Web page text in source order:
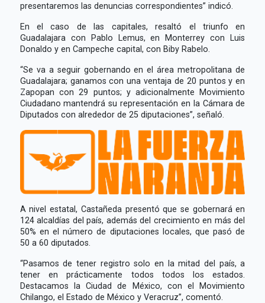
presentaremos las denuncias correspondientes” indicó.
En el caso de las capitales, resaltó el triunfo en
Guadalajara con Pablo Lemus, en Monterrey con Luis
Donaldo y en Campeche capital, con Biby Rabelo.
“Se va a seguir gobernando en el área metropolitana de
Guadalajara; ganamos con una ventaja de 20 puntos y en
Zapopan con 29 puntos; y adicionalmente Movimiento
Ciudadano mantendrá su representación en la Cámara de
Diputados con alrededor de 25 diputaciones”, señaló.
A nivel estatal, Castañeda presentó que se gobernará en
124 alcaldías del país, además del crecimiento en más del
50% en el número de diputaciones locales, que pasó de
50 a 60 diputados.
“Pasamos de tener registro solo en la mitad del país, a
tener en prácticamente todos todos los estados.
Destacamos la Ciudad de México, con el Movimiento
Chilango, el Estado de México y Veracruz”, comentó.